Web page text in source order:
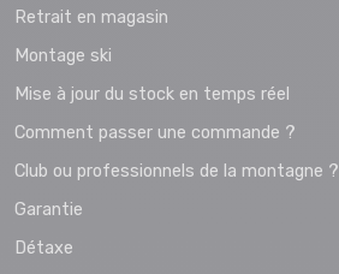
Retrait en magasin
Montage ski
Mise à jour du stock en temps réel
Comment passer une commande ?
Club ou professionnels de la montagne ?
Garantie
Détaxe